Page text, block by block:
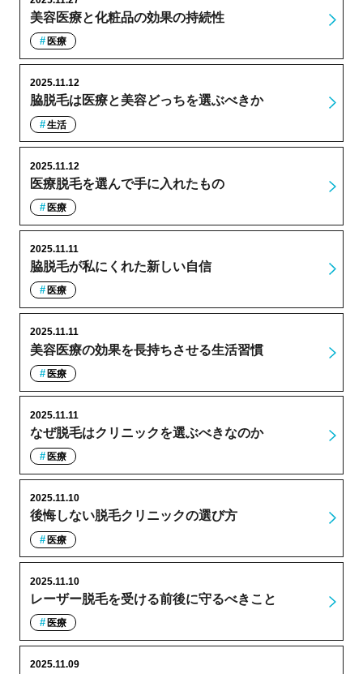
美容医療と化粧品の効果の持続性
医療
脇脱毛は医療と美容どっちを選ぶべきか
2025.11.12
生活
医療脱毛を選んで手に入れたもの
2025.11.12
医療
脇脱毛が私にくれた新しい自信
2025.11.11
医療
美容医療の効果を長持ちさせる生活習慣
2025.11.11
医療
なぜ脱毛はクリニックを選ぶべきなのか
2025.11.11
医療
後悔しない脱毛クリニックの選び方
2025.11.10
医療
レーザー脱毛を受ける前後に守るべきこと
2025.11.10
医療
2025.11.09